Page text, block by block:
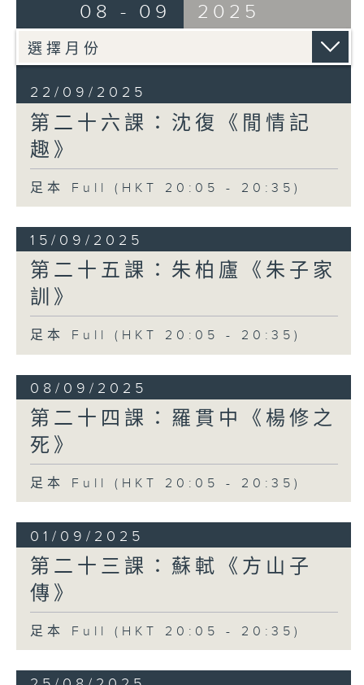
08 - 09 2025
22/09/2025
第二十六課：沈復《閒情記
趣》
足本 Full (HKT 20:05 - 20:35)
15/09/2025
第二十五課：朱柏廬《朱子家
訓》
足本 Full (HKT 20:05 - 20:35)
08/09/2025
第二十四課：羅貫中《楊修之
死》
足本 Full (HKT 20:05 - 20:35)
01/09/2025
第二十三課：蘇軾《方山子
傳》
足本 Full (HKT 20:05 - 20:35)